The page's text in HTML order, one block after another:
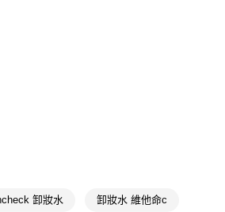
卸妝水 卸妝水 維他命c